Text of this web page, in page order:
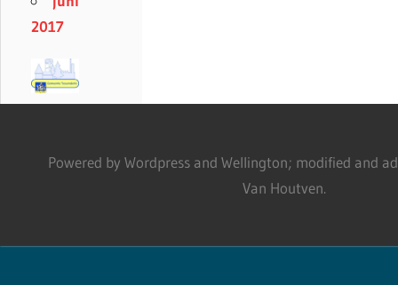
2017
Powered by Wordpress and Wellington; modified and
Van Houtven.